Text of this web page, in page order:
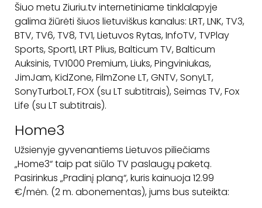
Šiuo metu Ziuriu.tv internetiniame tinklalapyje
galima žiūrėti šiuos lietuviškus kanalus: LRT, LNK, TV3,
BTV, TV6, TV8, TV1, Lietuvos Rytas, InfoTV, TVPlay
Sports, Sport1, LRT Plius, Balticum TV, Balticum
Auksinis, TV1000 Premium, Liuks, Pingviniukas,
JimJam, KidZone, FilmZone LT, GNTV, SonyLT,
SonyTurboLT, FOX (su LT subtitrais), Seimas TV, Fox
Life (su LT subtitrais).
Home3
Užsienyje gyvenantiems Lietuvos piliečiams
„Home3“ taip pat siūlo TV paslaugų paketą.
Pasirinkus „Pradinį planą“, kuris kainuoja 12.99
€/mėn. (2 m. abonementas), jums bus suteikta: